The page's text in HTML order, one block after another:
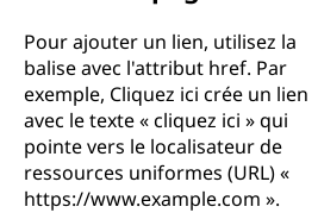
Pour ajouter un lien, utilisez la
balise avec l'attribut href. Par
exemple, Cliquez ici crée un lien
avec le texte « cliquez ici » qui
pointe vers le localisateur de
ressources uniformes (URL) «
https://www.example.com ».